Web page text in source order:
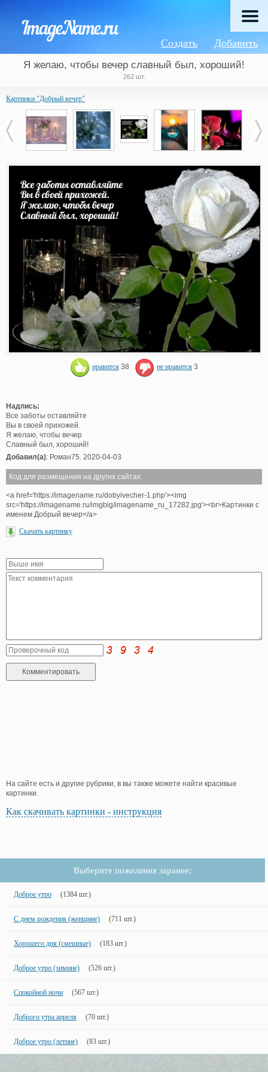
Добавить
Создать
Я желаю, чтобы вечер славный был, хороший!
262 шт.
Картинки "Добрый вечер"
нравится 38 не нравится 3
Надпись:
Все заботы оставляйте
Вы в своей прихожей.
Я желаю, чтобы вечер
Славный был, хороший!
Добавил(а): Роман75. 2020-04-03
Код для размещения на других сайтах
<a href='https://imagename.ru/dobyivecher-1.php'><img
src='https://imagename.ru/imgbig/imagename_ru_17282.jpg'><br>Картинки с
именем Добрый вечер</a>
Скачать картинку
На сайте есть и другие рубрики, в вы также можете найти красивые
картинки.
Как скачивать картинки - инструкция
Выберите пожелания заранее:
Доброе утро (1384 шт.)
С днем рождения (женщине) (711 шт.)
Хорошего дня (смешные) (183 шт.)
Доброе утро (зимние) (526 шт.)
Спокойной ночи (567 шт.)
Доброго утра апреля (70 шт.)
Доброе утро (летние) (83 шт.)